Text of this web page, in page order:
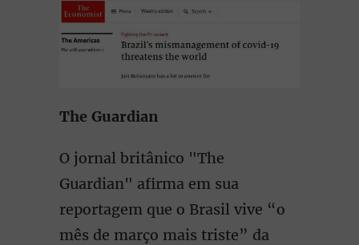
The Guardian
O jornal britânico "The
Guardian" afirma em sua
reportagem que o Brasil vive “o
mês de março mais triste” da